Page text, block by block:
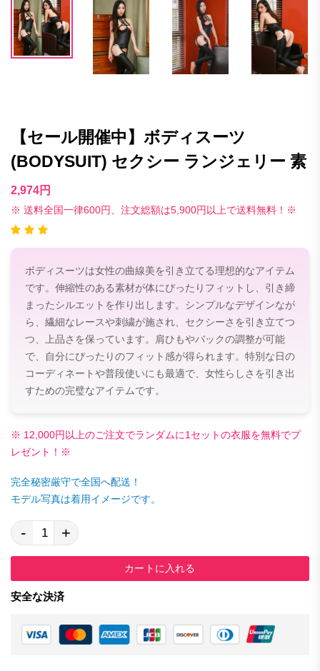
【セール開催中】ボディスーツ
(BODYSUIT) セクシー ランジェリー 素
2,974円
※ 送料全国一律600円、注文総額は5,900円以上で送料無料！※
ボディスーツは女性の曲線美を引き立てる理想的なアイテム
です。伸縮性のある素材が体にぴったりフィットし、引き締
まったシルエットを作り出します。シンプルなデザインなが
ら、繊細なレースや刺繍が施され、セクシーさを引き立てつ
つ、上品さを保っています。肩ひもやバックの調整が可能
で、自分にぴったりのフィット感が得られます。特別な日の
コーディネートや普段使いにも最適で、女性らしさを引き出
すための完璧なアイテムです。
※ 12,000円以上のご注文でランダムに1セットの衣服を無料でプ
レゼント！※
完全秘密厳守で全国へ配送！
モデル写真は着用イメージです。
- +
カートに入れる
安全な決済